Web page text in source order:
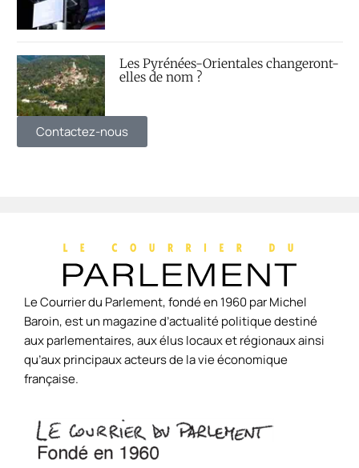
Les Pyrénées-Orientales changeront-
elles de nom ?
Contactez-nous
Le Courrier du Parlement, fondé en 1960 par Michel
Baroin, est un magazine d’actualité politique destiné
aux parlementaires, aux élus locaux et régionaux ainsi
qu’aux principaux acteurs de la vie économique
française.